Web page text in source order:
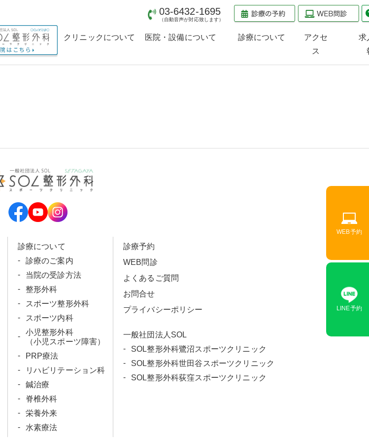
クリニックについて 医院・設備について 診療について
アクセ
ス
求
03-6432-1695
（自動音声が対応致します）
診療について
診療のご案内
当院の受診方法
整形外科
スポーツ整形外科
スポーツ内科
小児整形外科
（小児スポーツ障害）
PRP療法
リハビリテーション科
鍼治療
脊椎外科
栄養外来
水素療法
診療予約
WEB問診
よくあるご質問
お問合せ
プライバシーポリシー
一般社団法人SOL
SOL整形外科鷺沼スポーツクリニック
SOL整形外科世田谷スポーツクリニック
SOL整形外科荻窪スポーツクリニック
WEB予約
LINE予約